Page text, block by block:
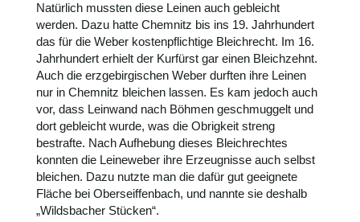
Natürlich mussten diese Leinen auch gebleicht
werden. Dazu hatte Chemnitz bis ins 19. Jahrhundert
das für die Weber kostenpflichtige Bleichrecht. Im 16.
Jahrhundert erhielt der Kurfürst gar einen Bleichzehnt.
Auch die erzgebirgischen Weber durften ihre Leinen
nur in Chemnitz bleichen lassen. Es kam jedoch auch
vor, dass Leinwand nach Böhmen geschmuggelt und
dort gebleicht wurde, was die Obrigkeit streng
bestrafte. Nach Aufhebung dieses Bleichrechtes
konnten die Leineweber ihre Erzeugnisse auch selbst
bleichen. Dazu nutzte man die dafür gut geeignete
Fläche bei Oberseiffenbach, und nannte sie deshalb
„Wildsbacher Stücken“.